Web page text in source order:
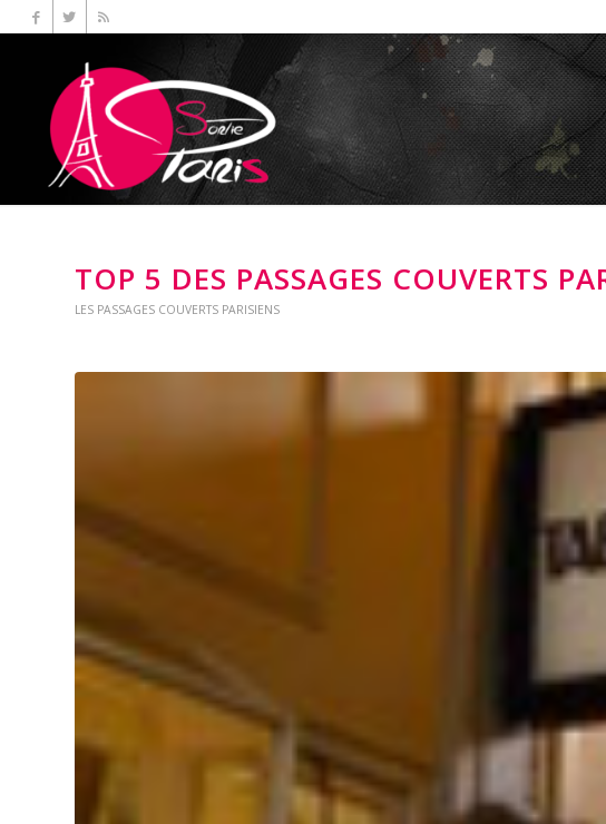
TOP 5 DES PASSAGES COUVERTS
LES PASSAGES COUVERTS PARISIENS